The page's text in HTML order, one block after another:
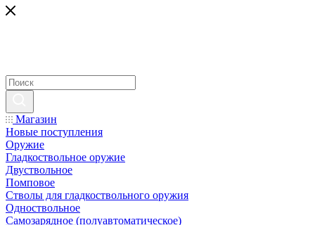
Магазин
Новые поступления
Оружие
Гладкоствольное оружие
Двуствольное
Помповое
Стволы для гладкоствольного оружия
Одноствольное
Самозарядное (полуавтоматическое)